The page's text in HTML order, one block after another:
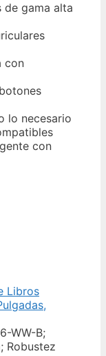
gama alta
con
lo necesario
con
Libros
WW-B;
Robustez